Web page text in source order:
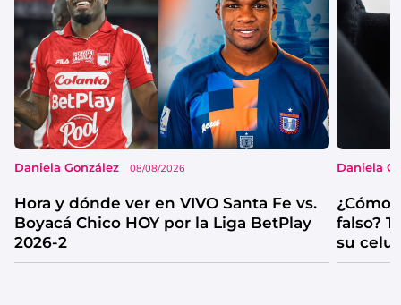
Daniela González 08/08/2026
Hora y dónde ver en VIVO Santa Fe vs.
Boyacá Chico HOY por la Liga BetPlay
2026-2
Daniela
¿Cómo
falso?
su